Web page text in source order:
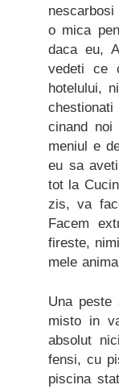
o mica
daca eu,
vedeti ce
hotelului,
cinand
meniul e
eu sa
tot la
zis, va
Facem
fireste,
mele
Una
misto in
absolut
fensi, cu
piscina